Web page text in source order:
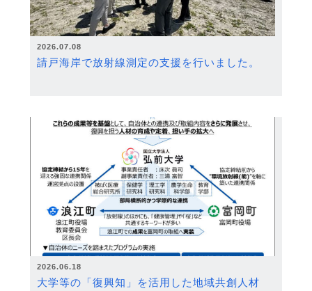
2026.07.08
請戸海岸で放射線測定の支援を行いました。
2026.06.18
大学等の「復興知」を活用した地域共創人材